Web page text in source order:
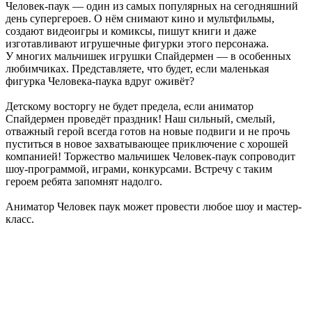
Человек-паук — один из самых популярных на сегодняшний
день супергероев. О нём снимают кино и мультфильмы,
создают видеоигры и комиксы, пишут книги и даже
изготавливают игрушечные фигурки этого персонажа.
У многих мальчишек игрушки Спайдермен — в особенных
любимчиках. Представляете, что будет, если маленькая
фигурка Человека-паука вдруг оживёт?
Детскому восторгу не будет предела, если аниматор
Спайдермен проведёт праздник! Наш сильный, смелый,
отважный герой всегда готов на новые подвиги и не прочь
пуститься в новое захватывающее приключение с хорошей
компанией! Торжество мальчишек Человек-паук сопроводит
шоу-программой, играми, конкурсами. Встречу с таким
героем ребята запомнят надолго.
Аниматор Человек паук может провести любое шоу и мастер-
класс.